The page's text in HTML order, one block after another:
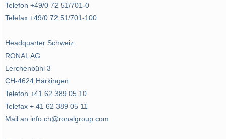
Telefon +49/0 72 51/701-0
Telefax +49/0 72 51/701-100
Headquarter Schweiz
RONAL AG
Lerchenbühl 3
CH-4624 Härkingen
Telefon +41 62 389 05 10
Telefax + 41 62 389 05 11
Mail an info.ch@ronalgroup.com